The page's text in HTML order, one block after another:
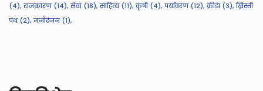
(4), राजकारण (14), सेवा (18), साहित्य (11), कृषी (4), पर्यावरण (12), क्रीडा (3), ख्रिस्ती
पंथ (2), मनोरंजन (1),